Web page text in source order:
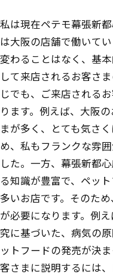
私は現在ペテモ幕張新
は大阪の店舗で働いて
変わることはなく、基
して来店されるお客さ
じでも、ご来店される
ります。例えば、大阪
まが多く、とても気さ
め、私もフランクな雰
した。一方、幕張新都
る知識が豊富で、ペッ
多いお店です。そのた
が必要になります。例
究に基づいた、病気の
ットフードの発売が決
客さまに説明するには